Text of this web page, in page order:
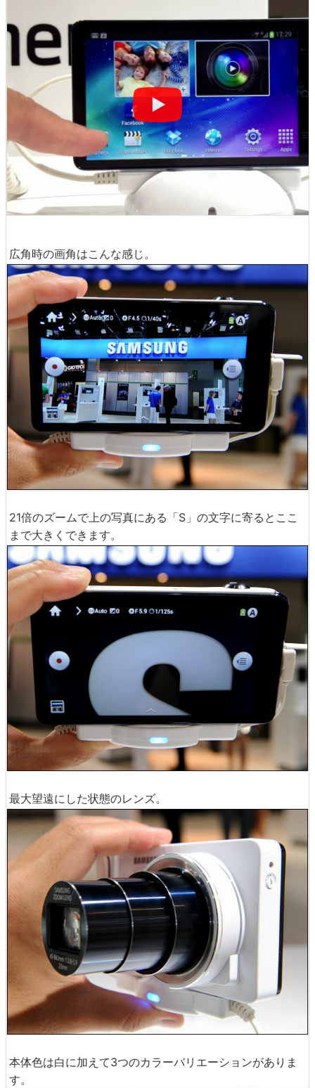
広角時の画角はこんな感じ。
21倍のズームで上の写真にある「S」の文字に寄るとここ
まで大きくできます。
最大望遠にした状態のレンズ。
本体色は白に加えて3つのカラーバリエーションがありま
す。